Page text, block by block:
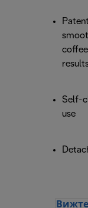
Self-
use